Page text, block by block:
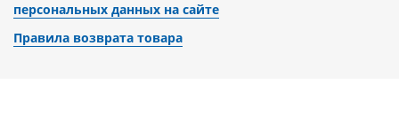
персональных данных на сайте
Правила возврата товара